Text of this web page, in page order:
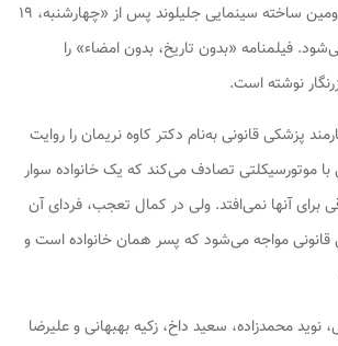
عرضه شد. این فیلم، دومین ساخته سینمایی جلیلوند پس از «چهارشنبه، ۱۹
فیلمنامه «بدون تاریخ، بدون امضاء» را
نوشته است.
پزشکی قانونی به‌نام دکتر کاوه نریمان را روایت
موتورسیکلتی تصادف می‌کند که یک خانواده سوار
برای آنها نمی‌افتد. ولی در کمال تعجب، فردای آن
مواجه می‌شود که پسر همان خانواده است و
نوید محمدزاده، سعید داخ، زکیه بهبهانی و علیرضا